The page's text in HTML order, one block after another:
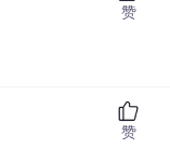
赞
赞